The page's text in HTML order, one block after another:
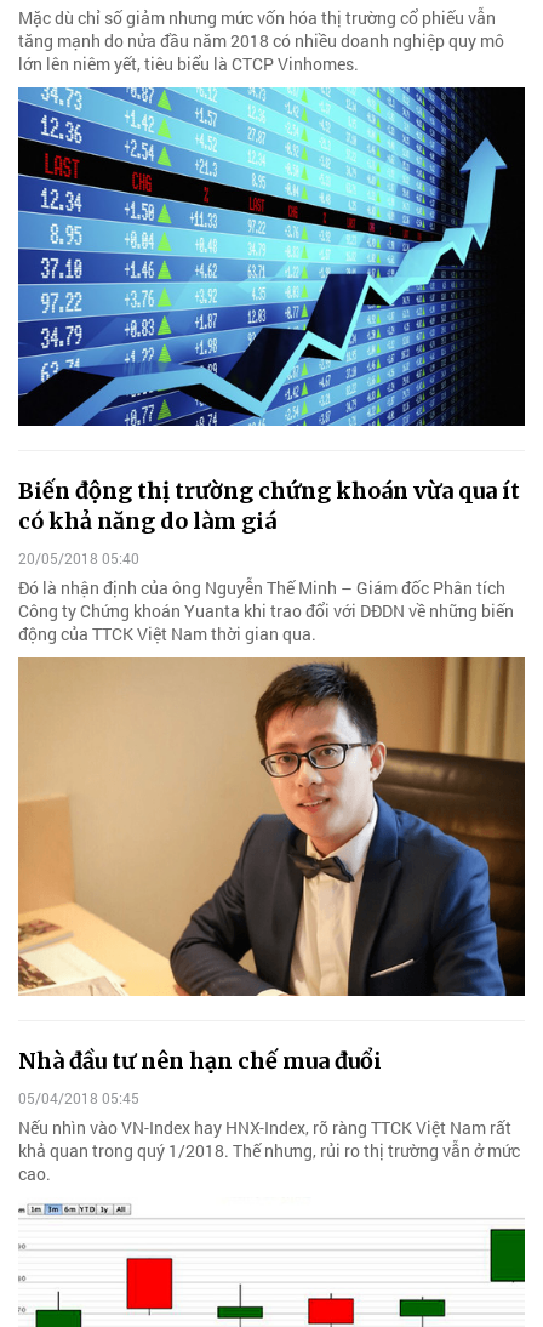
Mặc dù chỉ số giảm nhưng mức vốn hóa thị trường cổ phiếu vẫn
tăng mạnh do nửa đầu năm 2018 có nhiều doanh nghiệp quy mô
lớn lên niêm yết, tiêu biểu là CTCP Vinhomes.
Biến động thị trường chứng khoán vừa qua ít
có khả năng do làm giá
20/05/2018 05:40
Đó là nhận định của ông Nguyễn Thế Minh – Giám đốc Phân tích
Công ty Chứng khoán Yuanta khi trao đổi với DĐDN về những biến
động của TTCK Việt Nam thời gian qua.
Nhà đầu tư nên hạn chế mua đuổi
05/04/2018 05:45
Nếu nhìn vào VN-Index hay HNX-Index, rõ ràng TTCK Việt Nam rất
khả quan trong quý 1/2018. Thế nhưng, rủi ro thị trường vẫn ở mức
cao.